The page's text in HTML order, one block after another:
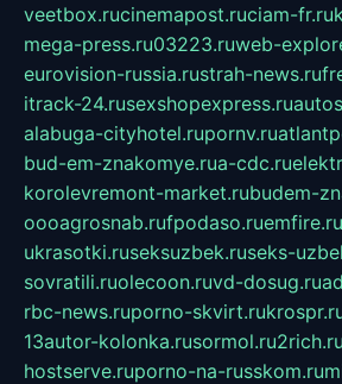
veetbox.rucinemapost.ruciam-fr.ru
mega-press.ru03223.ruweb-
eurovision-russia.rustrah-news.ru
itrack-24.rusexshopexpress.ru
alabuga-cityhotel.rupornv.ru
bud-em-znakomye.rua-cdc.ru
korolevremont-market.rubudem-
oooagrosnab.rufpodaso.ruemfire.ru
ukrasotki.ruseksuzbek.ruseks-
sovratili.ruolecoon.ruvd-dosug.ru
rbc-news.ruporno-skvirt.ru
13autor-kolonka.rusormol.ru2rich.ru
hostserve.ruporno-na-russkom.ru